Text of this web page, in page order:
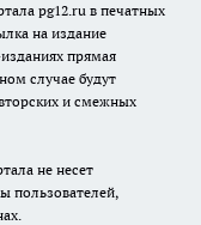
pg12.ru в печатных
на издание
прямая
случае будут
и смежных
не несет
пользователей,